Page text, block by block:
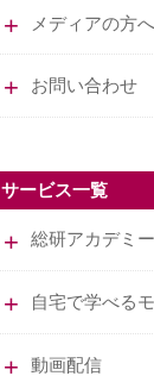
メディアの方へ
お問い合わせ
サービス一覧
総研アカデミー
自宅で学べる
動画配信